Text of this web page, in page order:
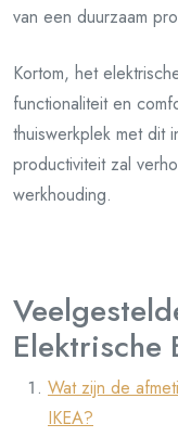
van een duurzaam
Kortom, het
functionaliteit en
thuiswerkplek met dit
productiviteit zal
werkhouding.
Elektrische
Wat zijn de
IKEA?